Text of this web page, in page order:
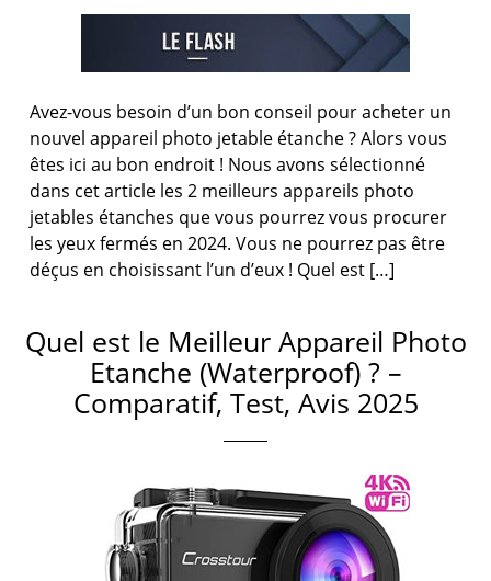
Avez-vous besoin d’un bon conseil pour acheter un
nouvel appareil photo jetable étanche ? Alors vous
êtes ici au bon endroit ! Nous avons sélectionné
dans cet article les 2 meilleurs appareils photo
jetables étanches que vous pourrez vous procurer
les yeux fermés en 2024. Vous ne pourrez pas être
déçus en choisissant l’un d’eux ! Quel est […]
Quel est le Meilleur Appareil Photo
Etanche (Waterproof) ? –
Comparatif, Test, Avis 2025